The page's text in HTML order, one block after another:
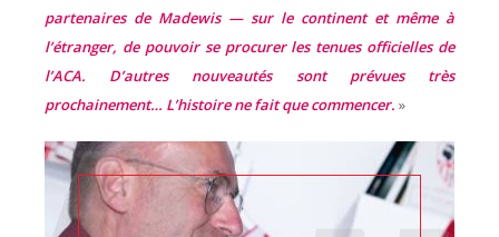
partenaires de Madewis — sur le continent et même à
l’étranger, de pouvoir se procurer les tenues officielles de
l’ACA. D’autres nouveautés sont prévues très
prochainement… L’histoire ne fait que commencer. »